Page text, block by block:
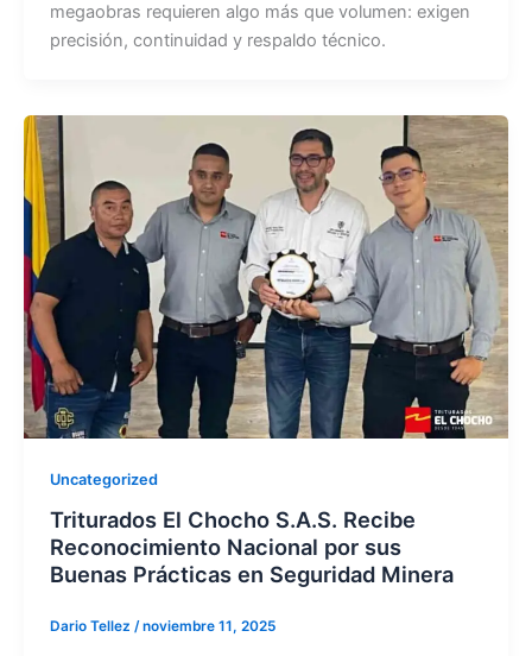
megaobras requieren algo más que volumen: exigen
precisión, continuidad y respaldo técnico.
Uncategorized
Triturados El Chocho S.A.S. Recibe
Reconocimiento Nacional por sus
Buenas Prácticas en Seguridad Minera
Dario Tellez /noviembre 11, 2025